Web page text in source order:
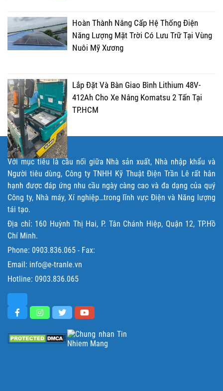
Hoàn Thành Nâng Cấp Hệ Thống Điện
Năng Lượng Mặt Trời Có Lưu Trữ Tại Vùng
Nuôi Mỹ Xương
Lắp Đặt Và Bàn Giao Bình Lithium 48V-
412Ah Cho Xe Nâng Komatsu 2 Tấn Tại
TP.HCM
Với mục tiêu là cầu nối giữa Nhà sản xuất, Nhà nhập khẩu và
Người tiêu dùng, Công ty TNHH Kỹ Thuật Điện Trần Lê rất hân
hạnh được đáp ứng nhu cầu ngày càng cao và đa dạng của quý
Công ty, Nhà máy, Xí nghiệp…trong lĩnh vực Điện và Năng lượng
tái tạo.
Địa chỉ: 160 Huỳnh Thị Hai, P. Tân Chánh Hiệp, Quận 12, TP.Hồ
Chí Minh.
Phone: 0903.836.065 - Fax:
Email: info@e-tranle.vn
Hotline: 0903.836.065